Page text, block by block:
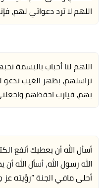
اللهم لا ترد دعواتي لهم،
اللهم لنا أحباب بالبسمة
نراسلهم، بظهر الغيب
بهم، فيارب احفظهم
أسأل الله أن يعطيك أنفع
الله رسول الله، أسأل الله
أحلى مافي الجنة “رؤيته